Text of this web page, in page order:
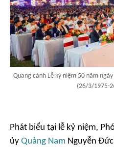
Quang cảnh Lễ kỷ niệm 50 năm
(26/3/1975-
Phát biểu tại lễ kỷ niệm,
ủy Quảng Nam Nguyễn